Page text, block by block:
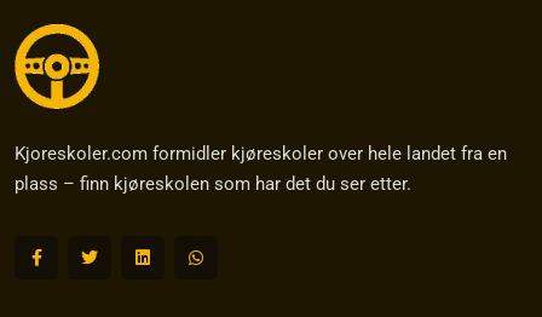
Kjoreskoler.com formidler kjøreskoler over hele landet fra en
plass – finn kjøreskolen som har det du ser etter.